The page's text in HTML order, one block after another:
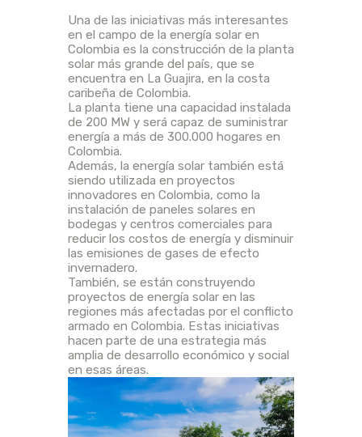
Una de las iniciativas más interesantes
en el campo de la energía solar en
Colombia es la construcción de la planta
solar más grande del país, que se
encuentra en La Guajira, en la costa
caribeña de Colombia.
La planta tiene una capacidad instalada
de 200 MW y será capaz de suministrar
energía a más de 300.000 hogares en
Colombia.
Además, la energía solar también está
siendo utilizada en proyectos
innovadores en Colombia, como la
instalación de paneles solares en
bodegas y centros comerciales para
reducir los costos de energía y disminuir
las emisiones de gases de efecto
invernadero.
También, se están construyendo
proyectos de energía solar en las
regiones más afectadas por el conflicto
armado en Colombia. Estas iniciativas
hacen parte de una estrategia más
amplia de desarrollo económico y social
en esas áreas.